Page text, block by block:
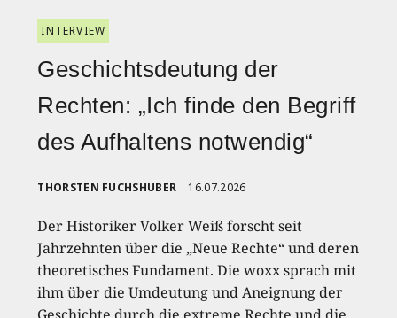
INTERVIEW
Geschichtsdeutung der
Rechten: „Ich finde den Begriff
des Aufhaltens notwendig“
THORSTEN FUCHSHUBER 16.07.2026
Der Historiker Volker Weiß forscht seit
Jahrzehnten über die „Neue Rechte“ und deren
theoretisches Fundament. Die woxx sprach mit
ihm über die Umdeutung und Aneignung der